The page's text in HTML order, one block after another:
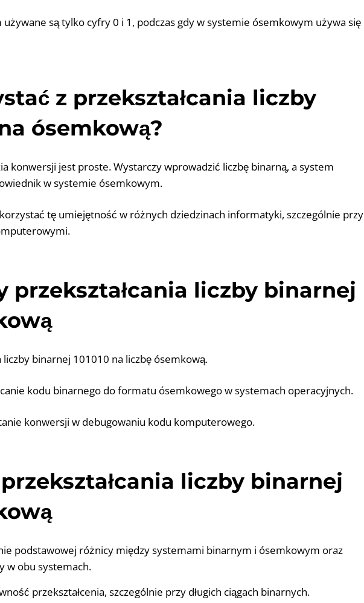
są tylko cyfry 0 i 1, podczas gdy w systemie ósemkowym używa się
z przekształcania liczby
ósemkową?
konwersji jest proste. Wystarczy wprowadzić liczbę binarną, a system
w systemie ósemkowym.
tę umiejętność w różnych dziedzinach informatyki, szczególnie przy
przekształcania liczby binarnej
liczby binarnej 101010 na liczbę ósemkową.
kodu binarnego do formatu ósemkowego w systemach operacyjnych.
konwersji w debugowaniu kodu komputerowego.
liczby binarnej
podstawowej różnicy między systemami binarnym i ósemkowym oraz
w obu systemach.
przekształcenia, szczególnie przy długich ciągach binarnych.